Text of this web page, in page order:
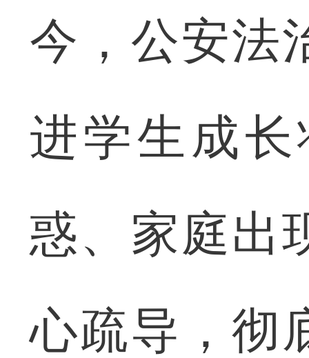
今，公安法
进学生成
惑、家庭出
心疏导，彻